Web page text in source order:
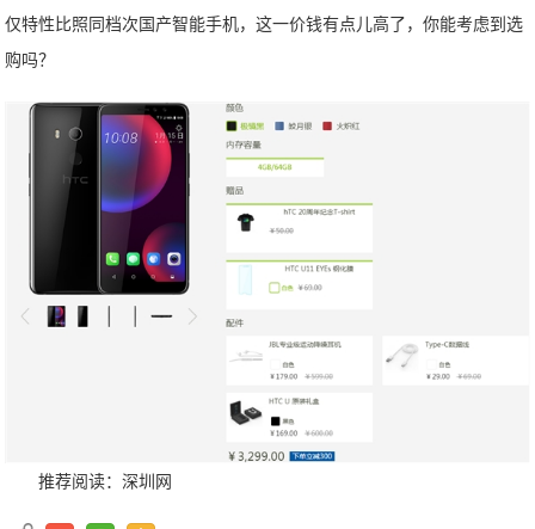
仅特性比照同档次国产智能手机，这一价钱有点儿高了，你能考虑到选
购吗？
推荐阅读：深圳网